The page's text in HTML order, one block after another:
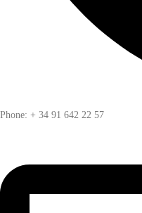
Phone: + 34 91 642 22 57